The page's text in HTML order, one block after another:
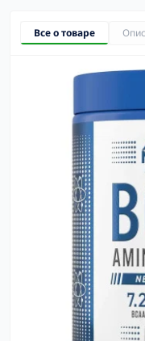
Все о товаре